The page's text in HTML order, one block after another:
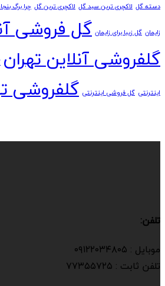
دسته گل لاکچری ترین سبد گل لاکچری ترین گل چرا برگ
زایمان گل زیبا برای زایمان گل فروشی
گلفروشی آنلاین تهران
اینترنتی گل فروشی اینترنتی گلفروشی
تلفن:
موبایل : ۰۹۱۲۲۰۳۴۸۰۵
تلفن ثابت : ۷۷۳۵۵۷۲۵